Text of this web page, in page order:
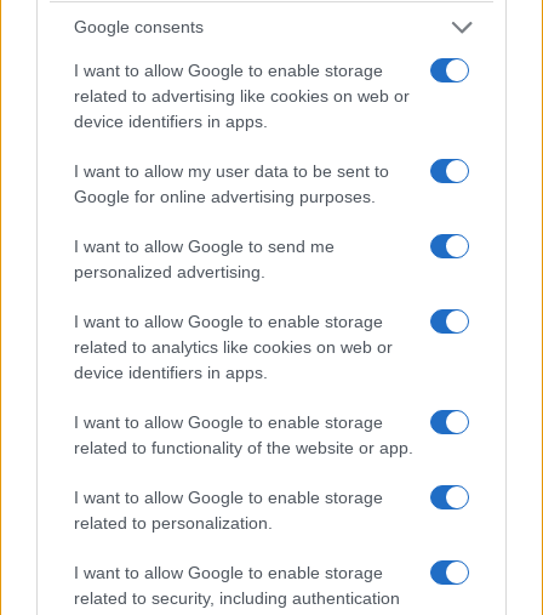
Google consents
I want to allow Google to enable storage
related to advertising like cookies on web or
device identifiers in apps.
I want to allow my user data to be sent to
Google for online advertising purposes.
I want to allow Google to send me
personalized advertising.
I want to allow Google to enable storage
related to analytics like cookies on web or
device identifiers in apps.
I want to allow Google to enable storage
related to functionality of the website or app.
I want to allow Google to enable storage
related to personalization.
I want to allow Google to enable storage
related to security, including authentication